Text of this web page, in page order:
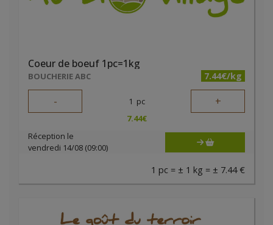
Coeur de boeuf 1pc=1kg
BOUCHERIE ABC 7.44€/kg
- 1 pc +
7.44€
Réception le
vendredi 14/08 (09:00)
1 pc = ± 1 kg = ± 7.44 €